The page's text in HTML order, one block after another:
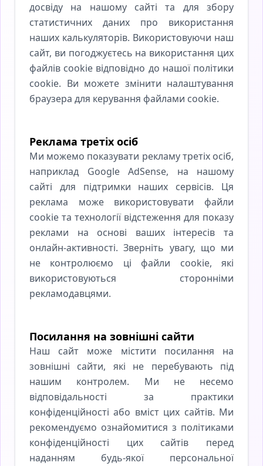
досвіду на нашому сайті та для збору
статистичних даних про використання
наших калькуляторів. Використовуючи наш
сайт, ви погоджуєтесь на використання цих
файлів cookie відповідно до нашої політики
cookie. Ви можете змінити налаштування
браузера для керування файлами cookie.
Реклама третіх осіб
Ми можемо показувати рекламу третіх осіб,
наприклад Google AdSense, на нашому
сайті для підтримки наших сервісів. Ця
реклама може використовувати файли
cookie та технології відстеження для показу
реклами на основі ваших інтересів та
онлайн-активності. Зверніть увагу, що ми
не контролюємо ці файли cookie, які
використовуються сторонніми
рекламодавцями.
Посилання на зовнішні сайти
Наш сайт може містити посилання на
зовнішні сайти, які не перебувають під
нашим контролем. Ми не несемо
відповідальності за практики
конфіденційності або вміст цих сайтів. Ми
рекомендуємо ознайомитися з політиками
конфіденційності цих сайтів перед
наданням будь-якої персональної